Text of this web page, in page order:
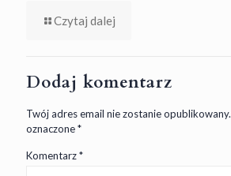
Czytaj dalej
Dodaj komentarz
Twój adres email nie zostanie opublikowany.
oznaczone*
Komentarz*